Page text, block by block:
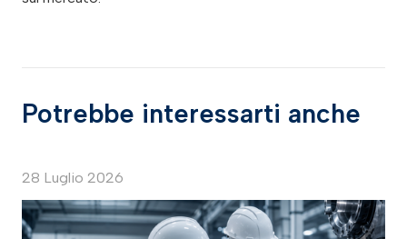
Potrebbe interessarti anche
28 Luglio 2026